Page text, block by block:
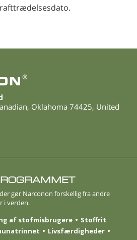
®
, Oklahoma 74425, United
gør Narconon forskellig fra andre
i verden.
af stofmisbrugere
Stoffrit
Livsfærdigheder